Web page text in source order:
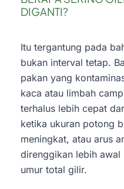
DIGANTI?
Itu tergantung pada
bukan interval tetap.
pakan yang
kaca atau limbah
terhalus lebih cepat
ketika ukuran potong
meningkat, atau arus
direnggikan lebih awal
umur total gilir.